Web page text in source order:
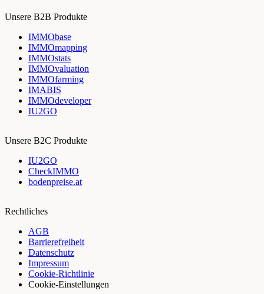
Unsere B2B Produkte
IMMObase
IMMOmapping
IMMOstats
IMMOvaluation
IMMOfarming
IMABIS
IMMOdeveloper
IU2GO
Unsere B2C Produkte
IU2GO
CheckIMMO
bodenpreise.at
Rechtliches
AGB
Barrierefreiheit
Datenschutz
Impressum
Cookie-Richtlinie
Cookie-Einstellungen